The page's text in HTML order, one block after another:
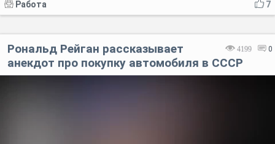
7
Работа
4199 0
Рональд Рейган рассказывает
анекдот про покупку автомобиля в СССР